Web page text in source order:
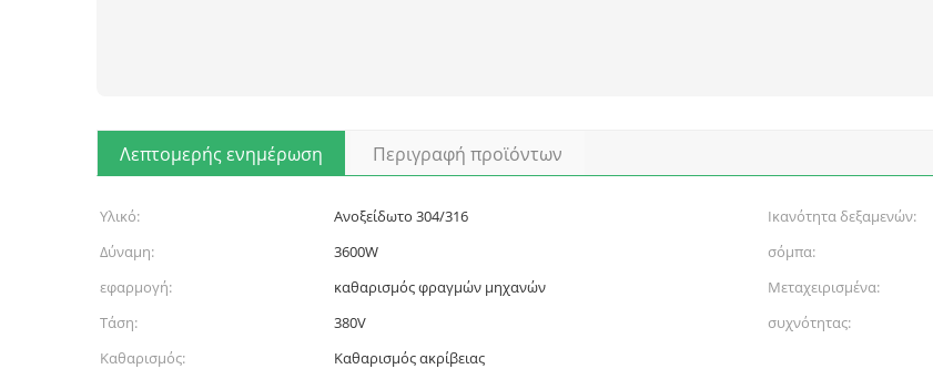
Λεπτομερής ενημέρωση Περιγραφή προϊόντων
Υλικό: Ανοξείδωτο 304/316 Ικανότητα δεξαμενών:
Δύναμη:
3600W σόμπα:
εφαρμογή:
καθαρισμός φραγμών μηχανών Μεταχειρισμένα:
Τάση:
380V συχνότητας:
Καθαρισμός:
Καθαρισμός ακρίβειας